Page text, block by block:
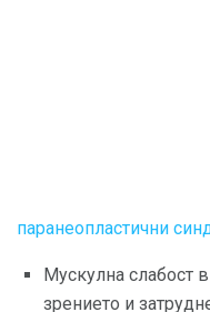
паранеопластични
Мускулна слабост
зрението и